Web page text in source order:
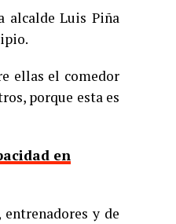
alcalde Luis Piña
ellas el comedor
porque esta es
en
y de